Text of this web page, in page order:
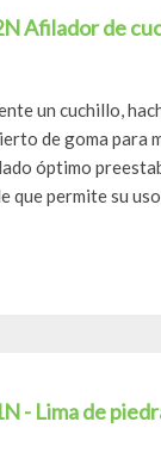
Afilador de
un cuchillo,
de goma para
óptimo
que permite su
- Lima de